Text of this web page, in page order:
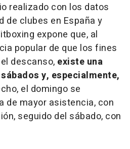
realizado con los datos
de clubes en España y
expone que, al
popular de que los fines
descanso, existe una
y, especialmente,
el domingo se
de mayor asistencia, con
seguido del sábado, con